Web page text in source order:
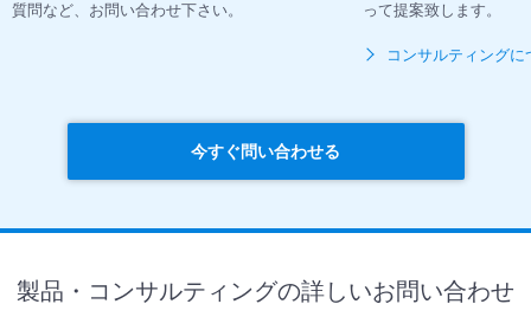
質問など、お問い合わせ下さい。
って提案致します。
コンサルティングに
今すぐ問い合わせる
製品・コンサルティングの詳しいお問い合わせ